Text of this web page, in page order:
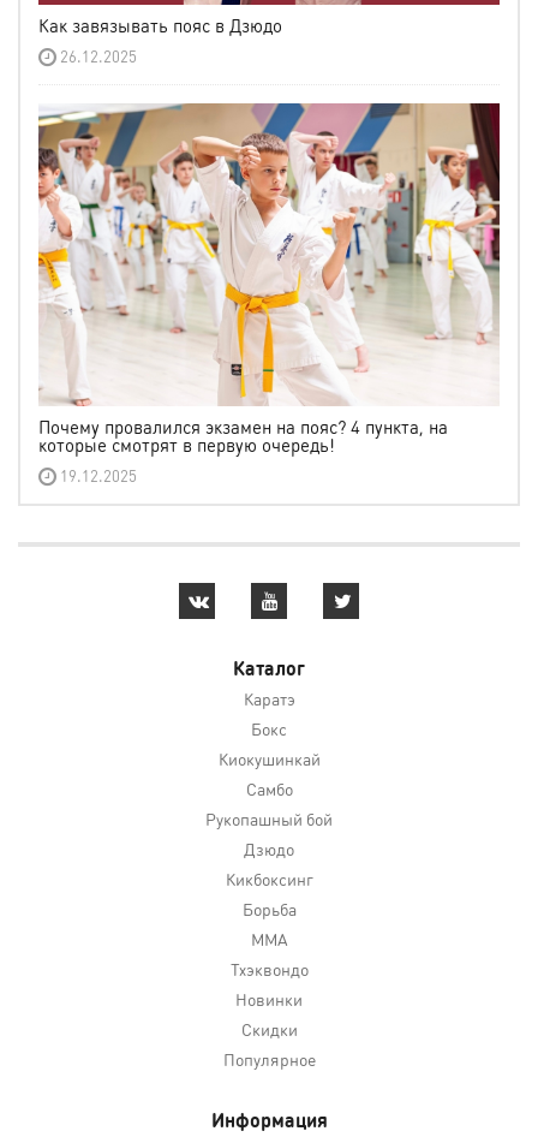
Как завязывать пояс в Дзюдо
26.12.2025
Почему провалился экзамен на пояс? 4 пункта, на
которые смотрят в первую очередь!
19.12.2025
Каталог
Каратэ
Бокс
Киокушинкай
Самбо
Рукопашный бой
Дзюдо
Кикбоксинг
Борьба
MMA
Тхэквондо
Новинки
Скидки
Популярное
Информация